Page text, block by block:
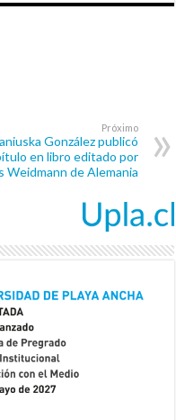
Próximo
González publicó
en libro editado por
Weidmann de Alemania